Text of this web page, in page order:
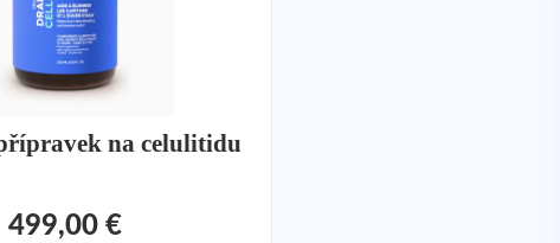
na celulitidu
499,00 €